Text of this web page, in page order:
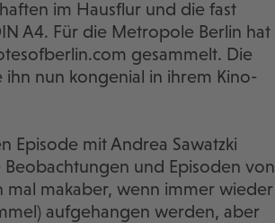
im Hausflur und die fast
A4. Für die Metropole Berlin hat
gesammelt. Die
nun kongenial in ihrem Kino-
Episode mit Andrea Sawatzki
und Episoden von
mal makaber, wenn immer wieder
aufgehangen werden, aber